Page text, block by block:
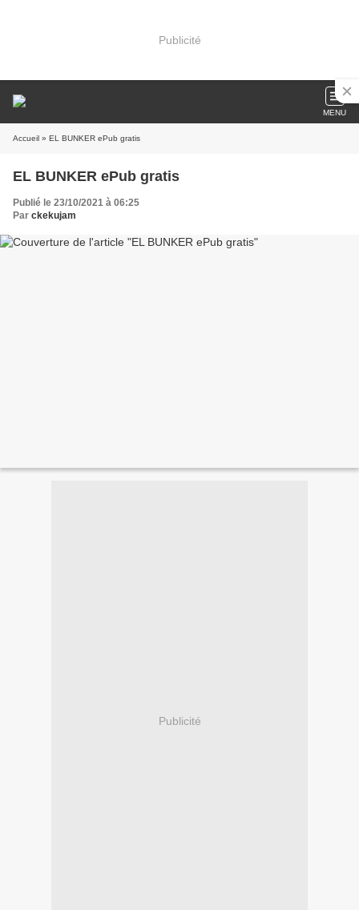
Publicité
MENU
Accueil » EL BUNKER ePub gratis
EL BUNKER ePub gratis
Publié le 23/10/2021 à 06:25
Par ckekujam
Publicité